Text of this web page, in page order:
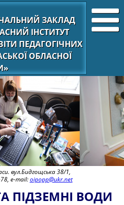
ЗАКЛАД
ІНСТИТУТ
ПЕДАГОГІЧНИХ
ОБЛАСНОЇ
вул.Бидгощська 38/1,
e-mail:oipopp@ukr.net
ПІДЗЕМНІ ВОДИ